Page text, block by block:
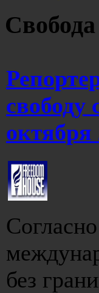
свободу
октября
без